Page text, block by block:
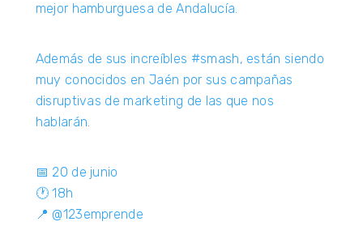
mejor hamburguesa de Andalucía.
Además de sus increíbles #smash, están siendo
muy conocidos en Jaén por sus campañas
disruptivas de marketing de las que nos
hablarán.
📅 20 de junio
🕐 18h
📍 @123emprende